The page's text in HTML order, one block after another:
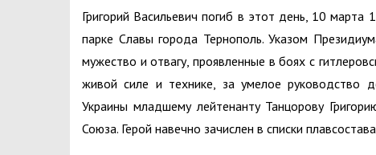
Григорий Васильевич погиб в этот день, 10
парке Славы города Тернополь. Указом
мужество и отвагу, проявленные в боях с
живой силе и технике, за умелое руководство
Украины младшему лейтенанту Танцорову
Союза. Герой навечно зачислен в списки